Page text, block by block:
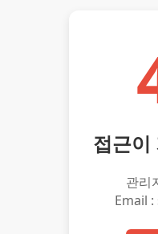
접근이
관리
Email